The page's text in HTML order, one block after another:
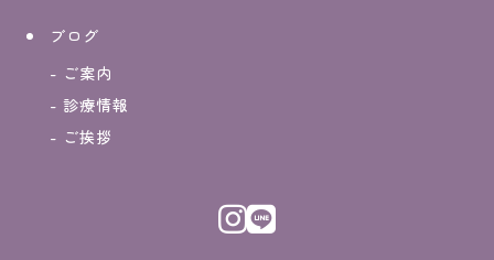
ブログ
ご案内
診療情報
ご挨拶